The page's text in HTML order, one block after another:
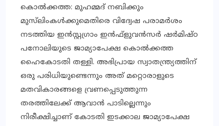
കൊല്‍ക്കത്ത: മുഹമ്മദ് നബിക്കും
മുസ്‌ലിംകള്‍ക്കുമെതിരെ വിദ്വേഷ പരാമര്‍ശം
നടത്തിയ ഇന്‍സ്റ്റഗ്രാം ഇന്‍ഫ്ളുവന്‍സര്‍ ഷര്‍മിഷ്ഠ
പനോലിയുടെ ജാമ്യാപേക്ഷ കൊല്‍ക്കത്ത
ഹൈകോടതി തള്ളി. അഭിപ്രായ സ്വാതന്ത്ര്യത്തിന്
ഒരു പരിധിയുണ്ടെന്നും അത് മറ്റൊരാളുടെ
മതവികാരങ്ങളെ വ്രണപ്പെടുത്തുന്ന
തരത്തിലേക്ക് ആവാന്‍ പാടില്ലെന്നും
നിരീക്ഷിച്ചാണ് കോടതി ഇടക്കാല ജാമ്യാപേക്ഷ